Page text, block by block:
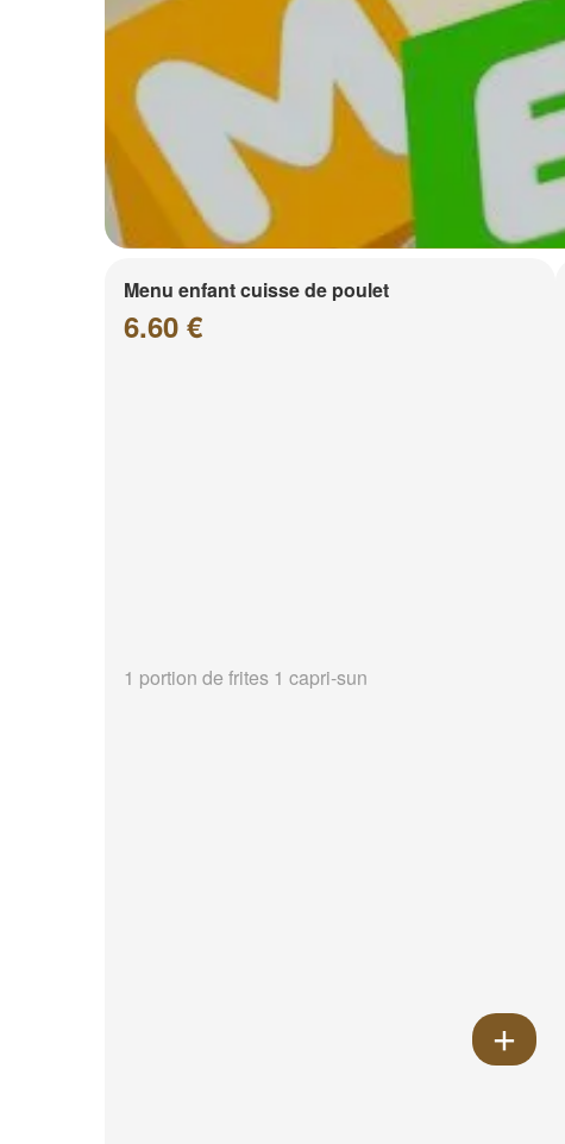
Menu enfant cuisse de poulet
6.60 €
1 portion de frites 1 capri-sun